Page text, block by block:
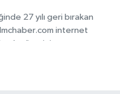
27 yılı geri bırakan
internet
görevini